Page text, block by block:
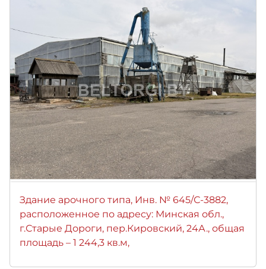
Здание арочного типа, Инв. № 645/С-3882,
расположенное по адресу: Минская обл.,
г.Старые Дороги, пер.Кировский, 24А., общая
площадь – 1 244,3 кв.м,